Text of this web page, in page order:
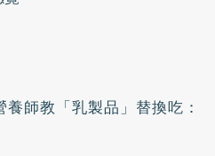
師教「乳製品」替換吃：